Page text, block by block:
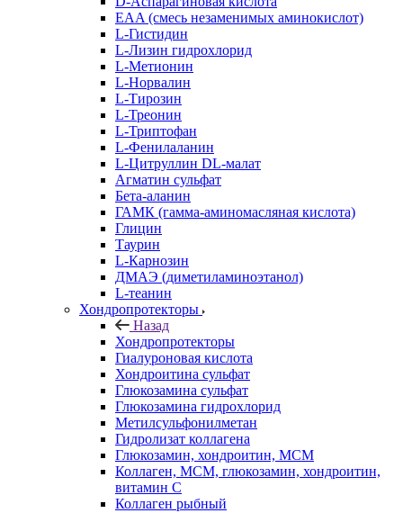
EAA (смесь незаменимых аминокислот)
L-Гистидин
L-Лизин гидрохлорид
L-Метионин
L-Норвалин
L-Тирозин
L-Треонин
L-Триптофан
L-Фенилаланин
L-Цитруллин DL-малат
Агматин cульфат
Бета-аланин
ГАМК (гамма-аминомасляная кислота)
Глицин
Таурин
L-Карнозин
ДМАЭ (диметиламиноэтанол)
L-теанин
Хондропротекторы
Назад
Хондропротекторы
Гиалуроновая кислота
Хондроитина сульфат
Глюкозамина сульфат
Глюкозамина гидрохлорид
Метилсульфонилметан
Гидролизат коллагена
Глюкозамин, хондроитин, МСМ
Коллаген, МСМ, глюкозамин, хондроитин,
витамин С
Коллаген рыбный